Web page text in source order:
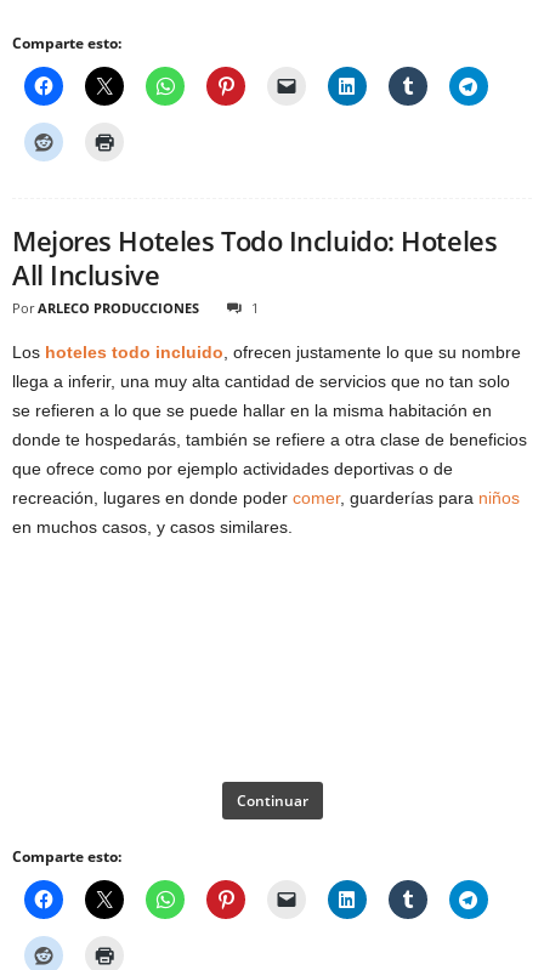
Comparte esto:
Mejores Hoteles Todo Incluido: Hoteles
All Inclusive
Por ARLECO PRODUCCIONES 1
Los hoteles todo incluido, ofrecen justamente lo que su nombre
llega a inferir, una muy alta cantidad de servicios que no tan solo
se refieren a lo que se puede hallar en la misma habitación en
donde te hospedarás, también se refiere a otra clase de beneficios
que ofrece como por ejemplo actividades deportivas o de
recreación, lugares en donde poder comer, guarderías para niños
en muchos casos, y casos similares.
Continuar
Comparte esto: